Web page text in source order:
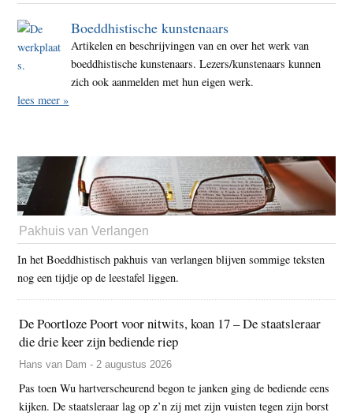
Boeddhistische kunstenaars
Artikelen en beschrijvingen van en over het werk van
boeddhistische kunstenaars. Lezers/kunstenaars kunnen
zich ook aanmelden met hun eigen werk.
lees meer »
Pakhuis van Verlangen
In het Boeddhistisch pakhuis van verlangen blijven sommige teksten
nog een tijdje op de leestafel liggen.
De Poortloze Poort voor nitwits, koan 17 – De staatsleraar
die drie keer zijn bediende riep
Hans van Dam - 2 augustus 2026
Pas toen Wu hartverscheurend begon te janken ging de bediende eens
kijken. De staatsleraar lag op z’n zij met zijn vuisten tegen zijn borst